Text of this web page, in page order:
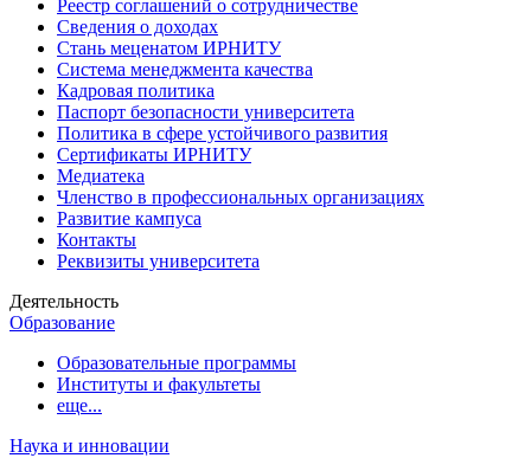
Реестр соглашений о сотрудничестве
Сведения о доходах
Стань меценатом ИРНИТУ
Система менеджмента качества
Кадровая политика
Паспорт безопасности университета
Политика в сфере устойчивого развития
Сертификаты ИРНИТУ
Медиатека
Членство в профессиональных организациях
Развитие кампуса
Контакты
Реквизиты университета
Деятельность
Образование
Образовательные программы
Институты и факультеты
еще...
Наука и инновации